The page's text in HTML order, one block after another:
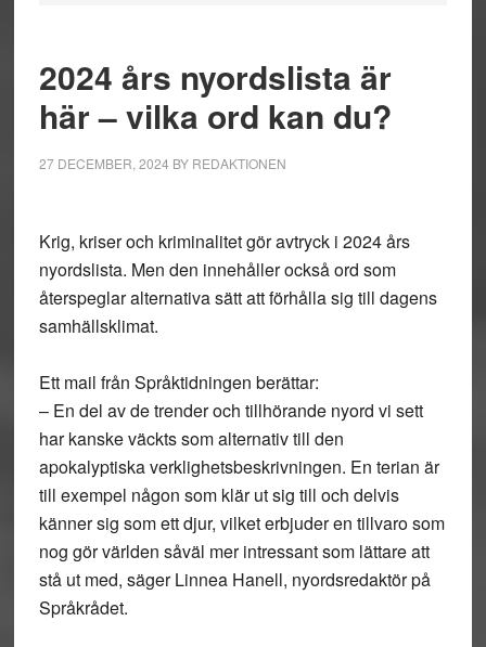
2024 års nyordslista är
här – vilka ord kan du?
27 DECEMBER, 2024 BY REDAKTIONEN
Krig, kriser och kriminalitet gör avtryck i 2024 års
nyordslista. Men den innehåller också ord som
återspeglar alternativa sätt att förhålla sig till dagens
samhällsklimat.
Ett mail från Språktidningen berättar:
– En del av de trender och tillhörande nyord vi sett
har kanske väckts som alternativ till den
apokalyptiska verklighetsbeskrivningen. En terian är
till exempel någon som klär ut sig till och delvis
känner sig som ett djur, vilket erbjuder en tillvaro som
nog gör världen såväl mer intressant som lättare att
stå ut med, säger Linnea Hanell, nyordsredaktör på
Språkrådet.